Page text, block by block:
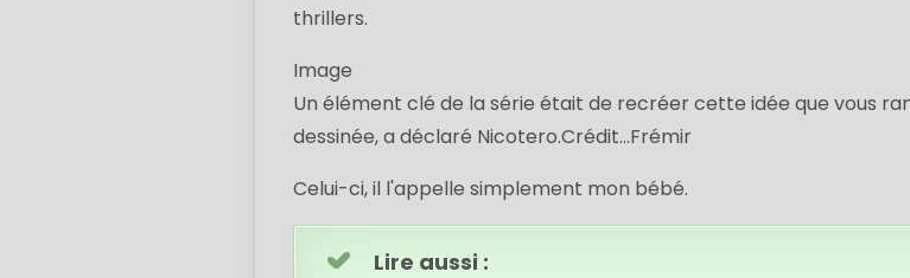
thrillers.
Image
Un élément clé de la série était de recréer cette idée que vous
dessinée, a déclaré Nicotero.Crédit...Frémir
Celui-ci, il l'appelle simplement mon bébé.
Lire aussi :